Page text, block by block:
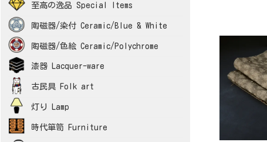
至高の逸品 Special Items
陶磁器/染付 Ceramic/Blue & White
陶磁器/色絵 Ceramic/Polychrome
漆器 Lacquer-ware
古民具 Folk art
灯り Lamp
時代箪笥 Furniture